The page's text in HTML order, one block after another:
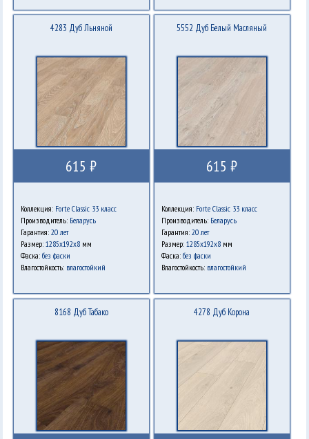
4283 Дуб Льняной
615 ₽
Коллекция: Forte Classic 33 класс
Производитель: Беларусь
Гарантия: 20 лет
Размер: 1285x192x8мм
Фаска: без фаски
Влагостойкость: влагостойкий
5552 Дуб Белый Масляный
615 ₽
Коллекция: Forte Classic 33 класс
Производитель: Беларусь
Гарантия: 20 лет
Размер: 1285x192x8мм
Фаска: без фаски
Влагостойкость: влагостойкий
8168 Дуб Табако 4278 Дуб Корона